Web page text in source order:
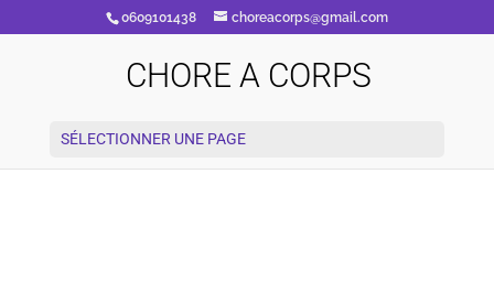
0609101438 choreacorps@gmail.com
CHORE A CORPS
SÉLECTIONNER UNE PAGE